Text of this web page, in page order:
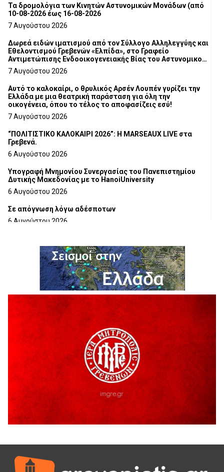
Τα δρομολόγια των Κινητών Αστυνομικών Μονάδων (από
10-08-2026 έως 16-08-2026
7 Αυγούστου 2026
Δωρεά ειδών ιματισμού από τον Σύλλογο Αλληλεγγύης και
Εθελοντισμού Γρεβενών «Ελπίδα», στο Γραφείο
Αντιμετώπισης Ενδοοικογενειακής Βίας του Αστυνομικού
Τμήματος Γρεβενών
7 Αυγούστου 2026
Αυτό το καλοκαίρι, ο θρυλικός Αρσέν Λουπέν γυρίζει την
Ελλάδα με μια θεατρική παράσταση για όλη την
οικογένεια, όπου το τέλος το αποφασίζεις εσύ!
7 Αυγούστου 2026
“ΠΟΛΙΤΙΣΤΙΚΟ ΚΑΛΟΚΑΙΡΙ 2026”: Η MARSEAUX LIVE στα
Γρεβενά.
6 Αυγούστου 2026
Υπογραφή Μνημονίου Συνεργασίας του Πανεπιστημίου
Δυτικής Μακεδονίας με το HanoiUniversity
6 Αυγούστου 2026
Σε απόγνωση λόγω αδέσποτων
6 Αυγούστου 2026
6 Αυγούστου 2026
Ολοκληρώνεται η ασφαλτόστρωση της οδού Περιβόλι –
6 Αυγούστου 2026
H παραδοχή λαθών είναι (και) δύναμη
5 Αυγούστου 2026
Ο ΑΝΔΡΕΑΣ ΑΣΛΑΝΙΔΗΣ ΣΥΝΕΧΙΖΕΙ ΣΤΟΝ ΠΡΩΤΕΑ
ΓΡΕΒΕΝΩΝ
5 Αυγούστου 2026
Ευχαριστήριο Εκπολιτιστικού Συλλόγου Ταξιάρχη προς κ.
Παρασχάκη Αθανάσιο
5 Αυγούστου 2026
Διακοπή υδροδότησης του Α΄ κλάδου ύδρευσης
5 Αυγούστου 2026
Θερινό Σινεμά στο πλαίσιο του «Πολιτιστικού